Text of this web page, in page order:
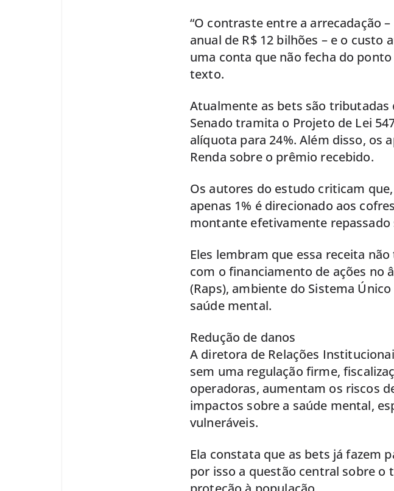
“O contraste entre a arrecadação
anual de R$ 12 bilhões – e o custo
uma conta que não fecha do
texto.
Atualmente as bets são tributadas
Senado tramita o Projeto de Lei
alíquota para 24%. Além disso, os
Renda sobre o prêmio recebido.
Os autores do estudo criticam
apenas 1% é direcionado aos
montante efetivamente repassado
Eles lembram que essa receita
com o financiamento de ações no
(Raps), ambiente do Sistema
saúde mental.
Redução de danos
A diretora de Relações
sem uma regulação firme,
operadoras, aumentam os riscos
impactos sobre a saúde mental,
vulneráveis.
Ela constata que as bets já fazem
por isso a questão central sobre